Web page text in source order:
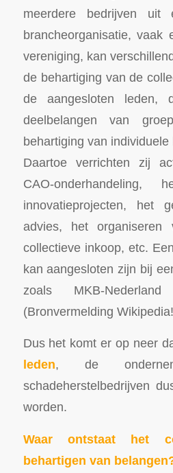
meerdere bedrijven uit
brancheorganisatie, vaak
vereniging, kan
de behartiging van de
de aangesloten leden,
deelbelangen van
behartiging van
Daartoe verrichten zij
CAO-
innovatieprojecten, het
advies, het organiseren
collectieve inkoop, etc.
kan aangesloten zijn bij
zoals MKB-
(Bronvermelding
Dus het komt er op neer
leden, de
schadeherstelbedrijven
worden.
Waar ontstaat het
behartigen van